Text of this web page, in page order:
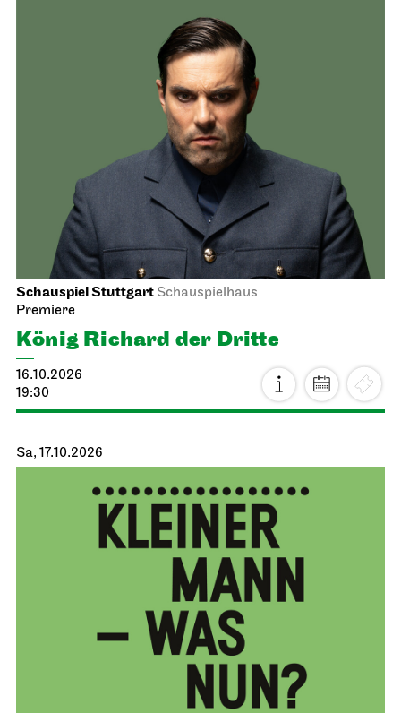
Schauspiel Stuttgart Schauspielhaus
Premiere
König Richard der Dritte
16.10.2026
19:30
Sa, 17.10.2026